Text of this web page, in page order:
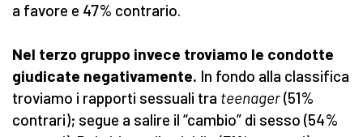
a favore e 47% contrario.
Nel terzo gruppo invece troviamo le condotte
giudicate negativamente. In fondo alla classifica
troviamo i rapporti sessuali tra teenager(51%
contrari); segue a salire il “cambio” di sesso (54%